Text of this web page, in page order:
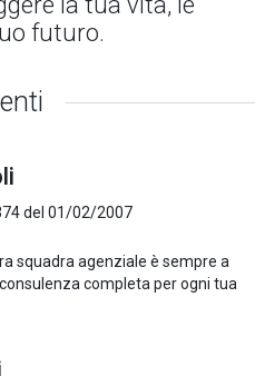
futuro.
del 01/02/2007
squadra agenziale è sempre a
completa per ogni tua